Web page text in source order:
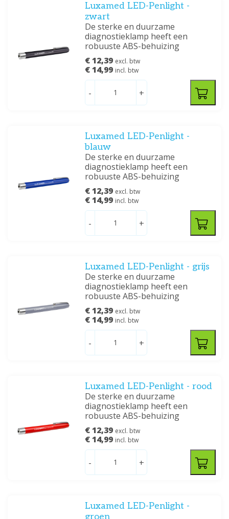
Luxamed LED-Penlight -
zwart
De sterke en duurzame
diagnostieklamp heeft een
robuuste ABS-behuizing
€ 12,39 excl. btw
€ 14,99 incl. btw
- +
Luxamed LED-Penlight -
blauw
De sterke en duurzame
diagnostieklamp heeft een
robuuste ABS-behuizing
€ 12,39 excl. btw
€ 14,99 incl. btw
- +
Luxamed LED-Penlight - grijs
De sterke en duurzame
diagnostieklamp heeft een
robuuste ABS-behuizing
€ 12,39 excl. btw
€ 14,99 incl. btw
- +
Luxamed LED-Penlight - rood
De sterke en duurzame
diagnostieklamp heeft een
robuuste ABS-behuizing
€ 12,39 excl. btw
€ 14,99 incl. btw
- +
Luxamed LED-Penlight -
groen